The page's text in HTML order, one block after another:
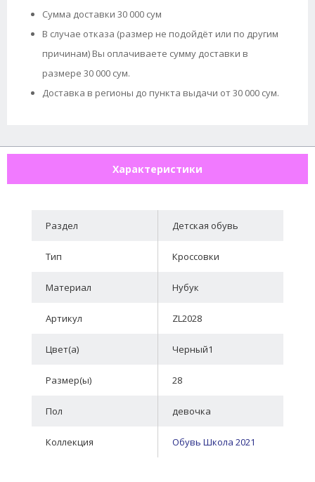
Сумма доставки 30 000 сум
В случае отказа (размер не подойдёт или по другим
причинам) Вы оплачиваете сумму доставки в
размере 30 000 сум.
Доставка в регионы до пункта выдачи от 30 000 сум.
Характеристики
Раздел Детская обувь
Тип Кроссовки
Материал Нубук
Артикул ZL2028
Цвет(а) Черный1
Размер(ы) 28
Пол девочка
Коллекция Обувь Школа 2021